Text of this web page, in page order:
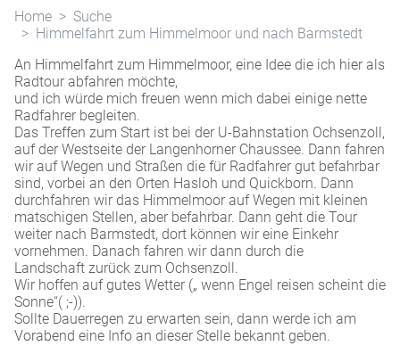
Home
Suche
Himmelfahrt zum Himmelmoor und nach Barmstedt
An Himmelfahrt zum Himmelmoor, eine Idee die ich hier als
Radtour abfahren möchte,
und ich würde mich freuen wenn mich dabei einige nette
Radfahrer begleiten.
Das Treffen zum Start ist bei der U-Bahnstation Ochsenzoll,
auf der Westseite der Langenhorner Chaussee. Dann fahren
wir auf Wegen und Straßen die für Radfahrer gut befahrbar
sind, vorbei an den Orten Hasloh und Quickborn. Dann
durchfahren wir das Himmelmoor auf Wegen mit kleinen
matschigen Stellen, aber befahrbar. Dann geht die Tour
weiter nach Barmstedt, dort können wir eine Einkehr
vornehmen. Danach fahren wir dann durch die
Landschaft zurück zum Ochsenzoll.
Wir hoffen auf gutes Wetter („ wenn Engel reisen scheint die
Sonne“( ;-)).
Sollte Dauerregen zu erwarten sein, dann werde ich am
Vorabend eine Info an dieser Stelle bekannt geben.